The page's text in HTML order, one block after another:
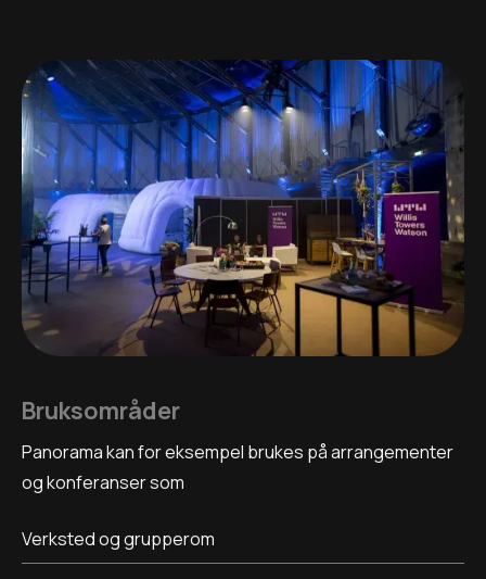
Bruksområder
Panorama kan for eksempel brukes på arrangementer
og konferanser som
Verksted og grupperom